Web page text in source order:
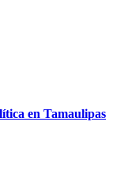
en Tamaulipas